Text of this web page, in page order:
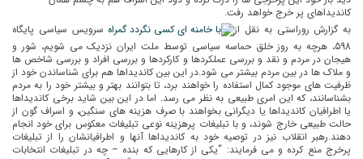
کاندیداهای پر خرج خواهد رفت.
به گزارش روراستی به نقل از
سرویس سیاسی پایگاه
598، هرچه به روز خلق حماسه سیاسی توسط ملت ایران نزدیک می شویم، شور و
هیجان در مردم و نقد و بررسی عملکردها و کارکردها و بررسی افراد و بررسی شاخص ها
و ملاک ها در بین مردم بیشتر می شود.در این بین کاندیداها هم برای شناساندن خود از
ظرفیت های موجود کمال استفاده را خواهند برد، تا بتوانند بهتر و بیشتر خود را به مردم
بشناسانند، که این امری طبیعی به نظر می رسد. اما در این بین شاید برخی کاندیداها
یا اطرافیان کاندیداها یا دیگرانی بخواهند با صرف هزینه های سنگین، و اسراف گون از
حالت طبیعی خارج شوند، و با تبلیغات پرهزینه نوعی تبلیغات معکوس برای خود انجام
دهند.رهبر انقلاب نیز در توصیه خود به کاندیداها آنها و اطرافیانشان را از تبلیغات
پرخرج منع کرده و می فرمایند: “يكى از كارهايى كه بنده – چه در تبليغات انتخابات